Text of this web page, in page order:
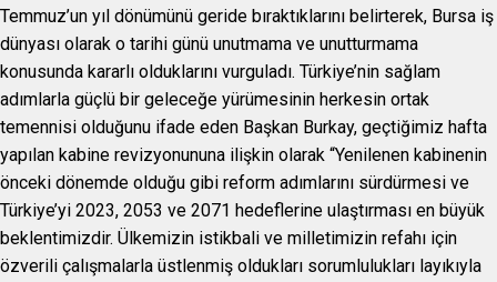
Temmuz’un yıl dönümünü geride bıraktıklarını belirterek, Bursa iş
dünyası olarak o tarihi günü unutmama ve unutturmama
konusunda kararlı olduklarını vurguladı. Türkiye’nin sağlam
adımlarla güçlü bir geleceğe yürümesinin herkesin ortak
temennisi olduğunu ifade eden Başkan Burkay, geçtiğimiz hafta
yapılan kabine revizyonununa ilişkin olarak “Yenilenen kabinenin
önceki dönemde olduğu gibi reform adımlarını sürdürmesi ve
Türkiye’yi 2023, 2053 ve 2071 hedeflerine ulaştırması en büyük
beklentimizdir. Ülkemizin istikbali ve milletimizin refahı için
özverili çalışmalarla üstlenmiş oldukları sorumlulukları layıkıyla